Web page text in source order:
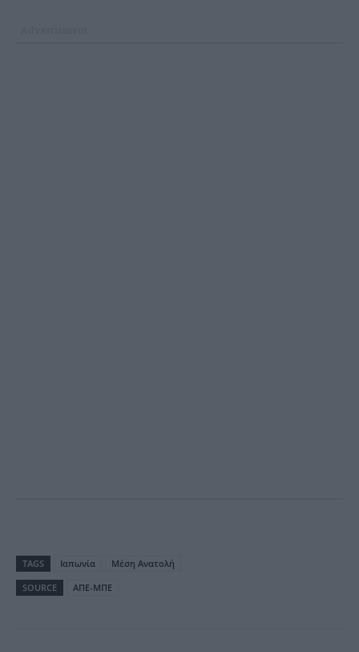
TAGS Ιαπωνία
Μέση Ανατολή
SOURCE
ΑΠΕ-ΜΠΕ